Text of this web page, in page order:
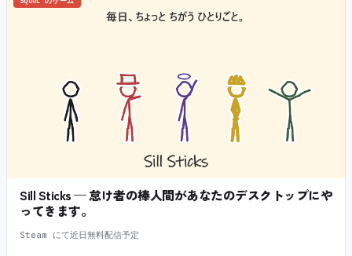
Sill Sticks — 怠け者の棒人間があなたのデスクトップにや
ってきます。
Steam にて近日無料配信予定